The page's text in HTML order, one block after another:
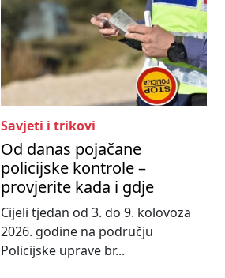
Savjeti i trikovi
Od danas pojačane
policijske kontrole –
provjerite kada i gdje
Cijeli tjedan od 3. do 9. kolovoza
2026. godine na području
Policijske uprave br...